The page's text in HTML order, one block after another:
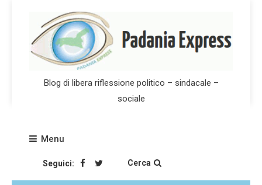
Blog di libera riflessione politico – sindacale –
sociale
Menu
Seguici: Cerca